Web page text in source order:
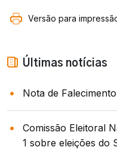
Versão para
Últimas notícias
Nota de
Comissão Eleitoral
1 sobre eleições do